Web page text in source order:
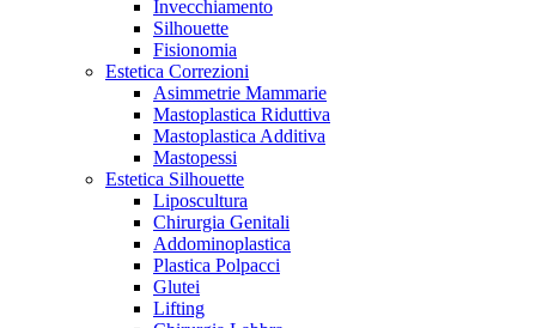
Invecchiamento
Silhouette
Fisionomia
Estetica Correzioni
Asimmetrie Mammarie
Mastoplastica Riduttiva
Mastoplastica Additiva
Mastopessi
Estetica Silhouette
Liposcultura
Chirurgia Genitali
Addominoplastica
Plastica Polpacci
Glutei
Lifting